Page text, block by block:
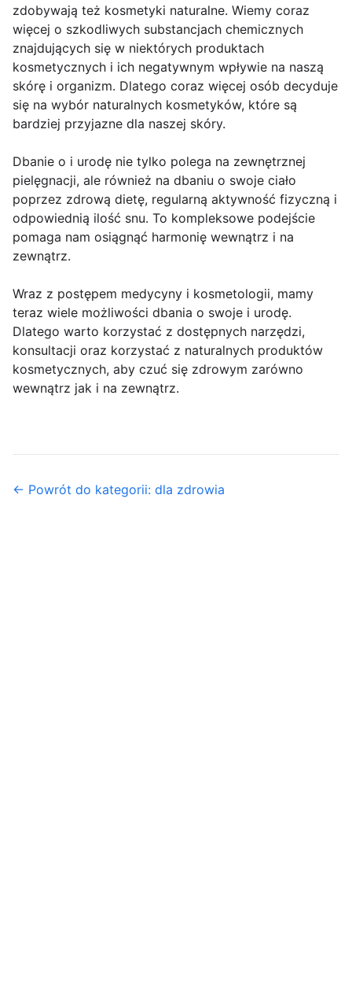
zdobywają też kosmetyki naturalne. Wiemy coraz
więcej o szkodliwych substancjach chemicznych
znajdujących się w niektórych produktach
kosmetycznych i ich negatywnym wpływie na naszą
skórę i organizm. Dlatego coraz więcej osób decyduje
się na wybór naturalnych kosmetyków, które są
bardziej przyjazne dla naszej skóry.
Dbanie o i urodę nie tylko polega na zewnętrznej
pielęgnacji, ale również na dbaniu o swoje ciało
poprzez zdrową dietę, regularną aktywność fizyczną i
odpowiednią ilość snu. To kompleksowe podejście
pomaga nam osiągnąć harmonię wewnątrz i na
zewnątrz.
Wraz z postępem medycyny i kosmetologii, mamy
teraz wiele możliwości dbania o swoje i urodę.
Dlatego warto korzystać z dostępnych narzędzi,
konsultacji oraz korzystać z naturalnych produktów
kosmetycznych, aby czuć się zdrowym zarówno
wewnątrz jak i na zewnątrz.
← Powrót do kategorii: dla zdrowia